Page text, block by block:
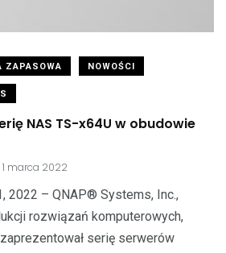
ZAPASOWA NOWOŚCI
NAS TS-x64U w obudowie
1 marca 2022
2022 – QNAP® Systems, Inc.,
rozwiązań komputerowych,
serię serwerów